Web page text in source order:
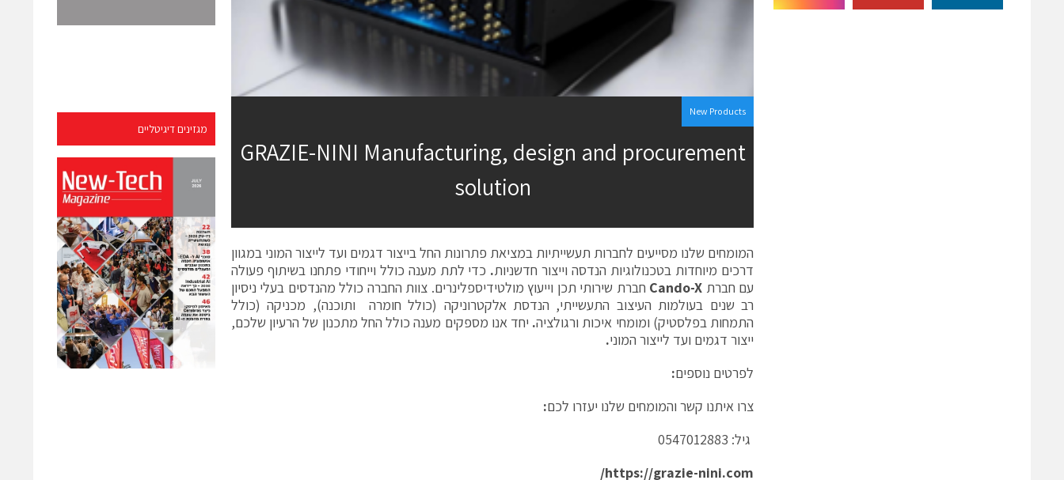
מגזינים דיגיטליים
New Products
GRAZIE-NINI Manufacturing, design and procurement
solution
המומחים שלנו מסייעים לחברות תעשייתיות במציאת פתרונות החל בייצור דגמים ועד לייצור המוני במגוון
דרכים מיוחדות בטכנולוגיות הנדסה וייצור חדשניות. כדי לתת מענה כולל וייחודי פתחנו בשיתוף פעולה
עם חברת Cando-X חברת שירותי תכן וייעוץ מולטידיספלינרים. צוות החברה כולל מהנדסים בעלי ניסיון
רב שנים בעולמות העיצוב התעשייתי, הנדסת אלקטרוניקה (כולל חומרה ותוכנה), מכניקה (כולל
התמחות בפלסטיק) ומומחי איכות ורגולציה. יחד אנו מספקים מענה כולל החל מתכנון של הרעיון שלכם,
ייצור דגמים ועד לייצור המוני.
לפרטים נוספים:
צרו איתנו קשר והמומחים שלנו יעזרו לכם:
גיל: 0547012883
https://grazie-nini.com/